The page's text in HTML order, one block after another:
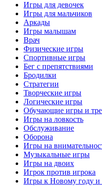
Игры для девочек
Игры для мальчиков
Аркады
Игры малышам
Врач
Физические игры
Спортивные игры
Бег с препятствиями
Бродилки
Стратегии
Творческие игры
Логические игры
Обучающие игры и
Игры на ловкость
Обслуживание
Оборона
Игры на
Музыкальные игры
Игры на двоих
Игрок против игрока
Игры к Новому году и